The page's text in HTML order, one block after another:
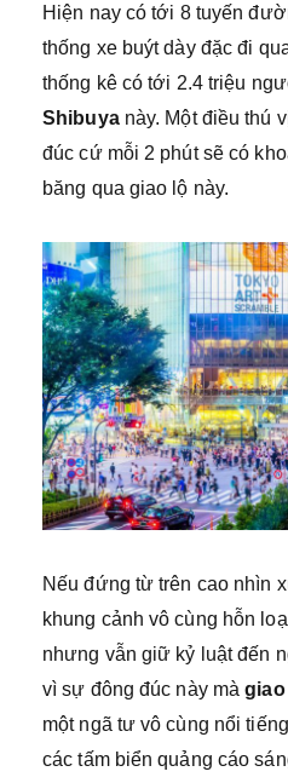
Hiện nay có tới 8 tuyến
thống xe buýt dày đặc đi
thống kê có tới 2.4 triệu
Shibuyanày. Một điều thú
đúc cứ mỗi 2 phút sẽ có
băng qua giao lộ này.
Nếu đứng từ trên cao nhìn
khung cảnh vô cùng hỗn
nhưng vẫn giữ kỷ luật đến
vì sự đông đúc này mà
một ngã tư vô cùng nổi
các tấm biển quảng cáo